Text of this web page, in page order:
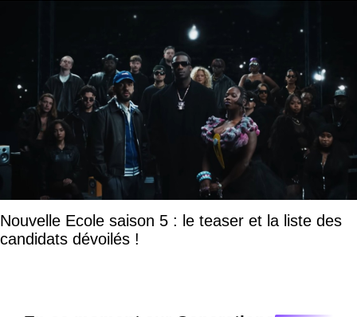
Nouvelle Ecole saison 5 : le teaser et la liste des
candidats dévoilés !